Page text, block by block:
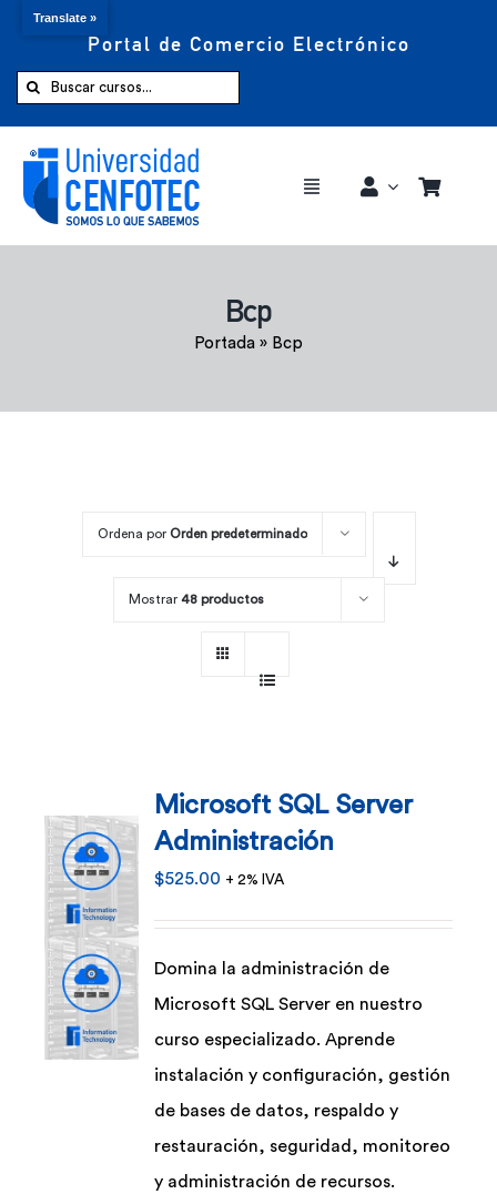
Portal de Comercio Electrónico
Buscar:
Toggle
Comprar ahora
Bcp
Portada » Bcp
Ordena por Orden predeterminado
Mostrar 48 productos
Microsoft SQL Server
Administración
$525.00 + 2% IVA
Domina la administración de
Microsoft SQL Server en nuestro
curso especializado. Aprende
instalación y configuración, gestión
de bases de datos, respaldo y
restauración, seguridad, monitoreo
y administración de recursos.
Translate »